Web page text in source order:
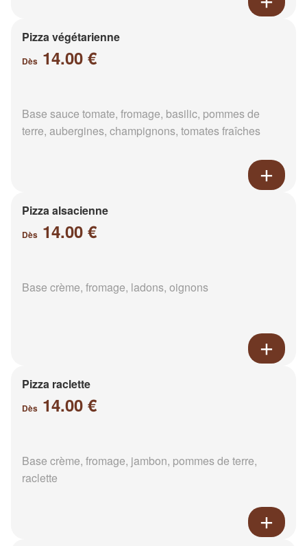
Pizza végétarienne
Dès 14.00 €
Base sauce tomate, fromage, basilic, pommes de
terre, aubergines, champignons, tomates fraîches
Pizza alsacienne
Dès 14.00 €
Base crème, fromage, ladons, oignons
Pizza raclette
Dès 14.00 €
Base crème, fromage, jambon, pommes de terre,
raclette